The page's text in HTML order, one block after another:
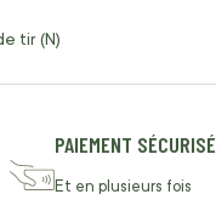
tir (N)
PAIEMENT SÉCURISÉ
Et en plusieurs fois